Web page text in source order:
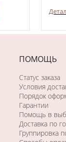
ПОМОЩЬ
Статус заказа
Условия
Порядок
Гарантии
Помощь в
Доставка по
Группировка